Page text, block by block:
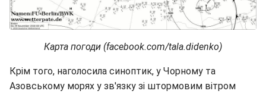
Карта погоди (facebook.com/tala.didenko)
Крім того, наголосила синоптик, у Чорному та
Азовському морях у зв'язку зі штормовим вітром